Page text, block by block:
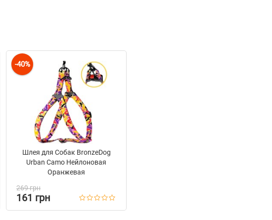
-40%
Шлея для Собак BronzeDog
Urban Camo Нейлоновая
Оранжевая
269 грн
161 грн